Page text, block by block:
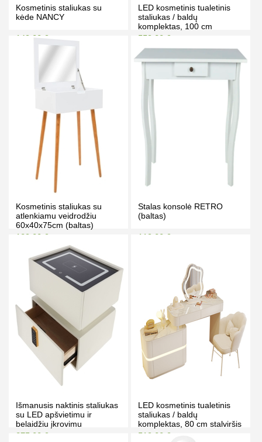
Kosmetinis staliukas su
kėde NANCY
149.00 €
Kaina prisijungus
159.00 €
PIRKTI
LED kosmetinis tualetinis
staliukas / baldų
komplektas, 100 cm
stalviršis - Lilia - balta
559.00 €
PIRKTI
Kosmetinis staliukas su
atlenkiamu veidrodžiu
60x40x75cm (baltas)
129.00 €
Kaina prisijungus
PIRKTI
Stalas konsolė RETRO
(baltas)
119.00 €
PIRKTI
Išmanusis naktinis staliukas
su LED apšvietimu ir
belaidžiu įkrovimu
275.00 €
LED kosmetinis tualetinis
staliukas / baldų
komplektas, 80 cm stalviršis
- Lilia - balta
519.00 €